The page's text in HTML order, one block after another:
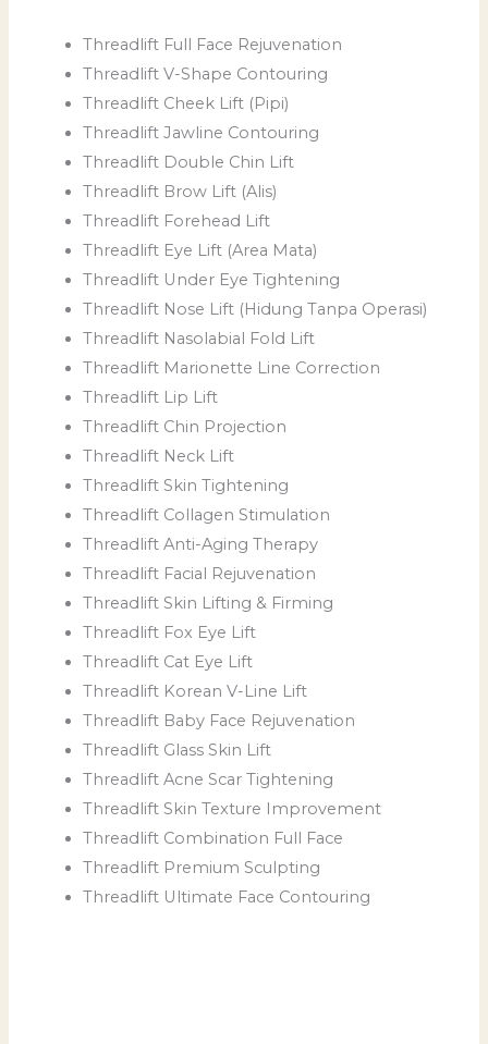
Threadlift Full Face Rejuvenation
Threadlift V-Shape Contouring
Threadlift Cheek Lift (Pipi)
Threadlift Jawline Contouring
Threadlift Double Chin Lift
Threadlift Brow Lift (Alis)
Threadlift Forehead Lift
Threadlift Eye Lift (Area Mata)
Threadlift Under Eye Tightening
Threadlift Nose Lift (Hidung Tanpa Operasi)
Threadlift Nasolabial Fold Lift
Threadlift Marionette Line Correction
Threadlift Lip Lift
Threadlift Chin Projection
Threadlift Neck Lift
Threadlift Skin Tightening
Threadlift Collagen Stimulation
Threadlift Anti-Aging Therapy
Threadlift Facial Rejuvenation
Threadlift Skin Lifting & Firming
Threadlift Fox Eye Lift
Threadlift Cat Eye Lift
Threadlift Korean V-Line Lift
Threadlift Baby Face Rejuvenation
Threadlift Glass Skin Lift
Threadlift Acne Scar Tightening
Threadlift Skin Texture Improvement
Threadlift Combination Full Face
Threadlift Premium Sculpting
Threadlift Ultimate Face Contouring